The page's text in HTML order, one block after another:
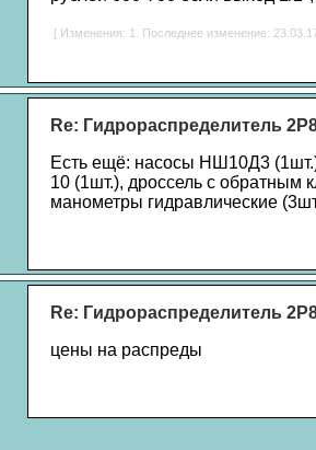
[ Изменения: 1. Последнее изменение:
Re: Гидрораспределитель
Есть ещё: насосы НШ10Д3
10 (1шт.), дроссель с обратным
манометры гидравлические
Re: Гидрораспределитель
цены на распреды